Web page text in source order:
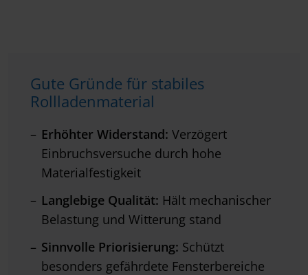
Gute Gründe für stabiles
Rollladenmaterial
Erhöhter Widerstand: Verzögert
Einbruchsversuche durch hohe
Materialfestigkeit
Langlebige Qualität: Hält mechanischer
Belastung und Witterung stand
Sinnvolle Priorisierung: Schützt
besonders gefährdete Fensterbereiche